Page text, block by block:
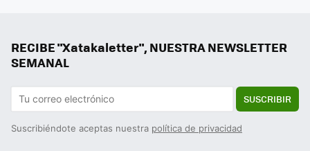
RECIBE "Xatakaletter", NUESTRA NEWSLETTER
SEMANAL
SUSCRIBIR
Suscribiéndote aceptas nuestra política de privacidad